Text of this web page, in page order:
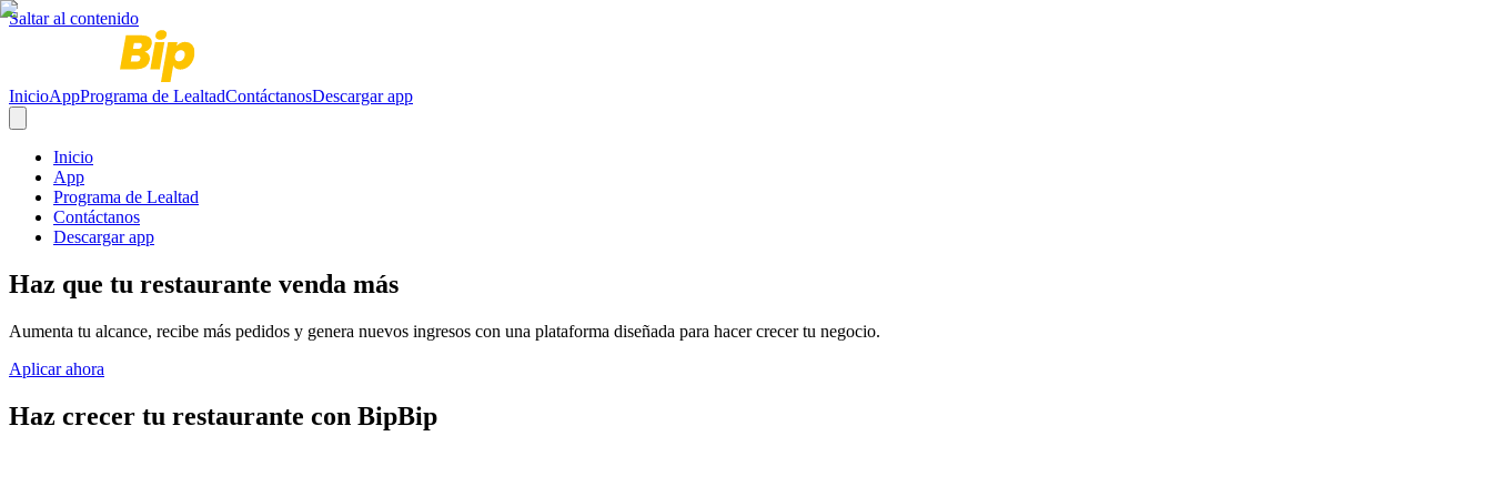
Saltar al contenido
InicioAppPrograma de LealtadContáctanosDescargar app
Inicio
App
Programa de Lealtad
Contáctanos
Descargar app
Haz que tu restaurante venda más
Aumenta tu alcance, recibe más pedidos y genera nuevos ingresos con una plataforma diseñada para hacer crecer tu negocio.
Aplicar ahora
Haz crecer tu restaurante con BipBip